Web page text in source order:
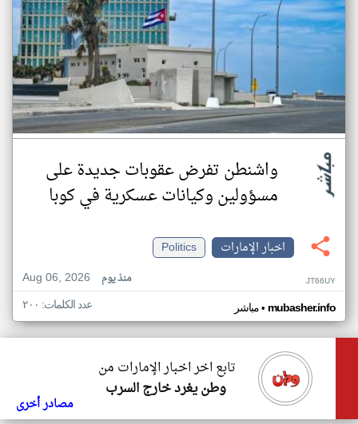
واشنطن تفرض عقوبات جديدة على
مسؤولين وكيانات عسكرية في كوبا
اخبار الإمارات
Politics
Aug 06, 2026
منذ يوم JT66UY
مباشر• mubasher.info عدد الكلمات: ٢٠٠
تابع اخر اخبار الإمارات من
وطن يغرد خارج السرب
مصادر أخرى